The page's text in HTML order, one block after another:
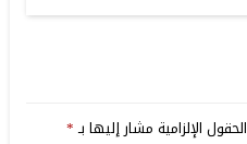
الحقول الإلزامية مشار إليها بـ*